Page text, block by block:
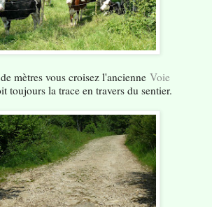
mètres vous croisez l'ancienne Voie
toujours la trace en travers du sentier.